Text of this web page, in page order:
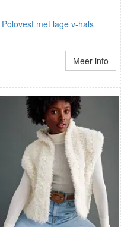
Polovest met lage v-hals
Meer info